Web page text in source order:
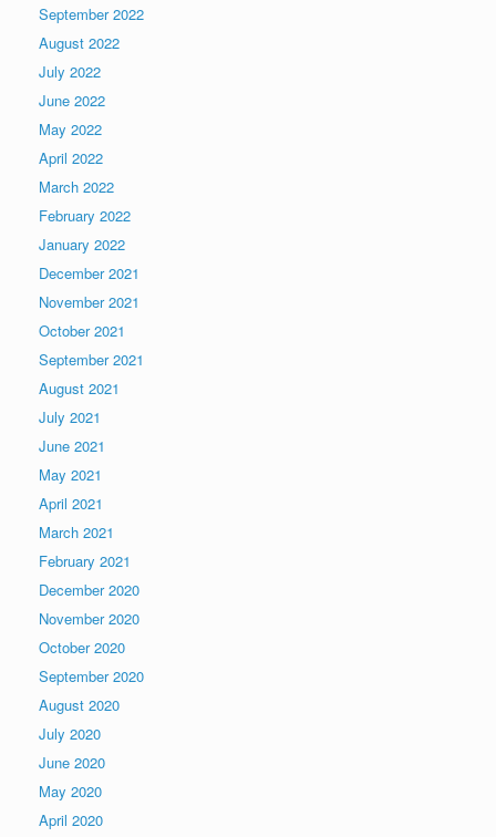
September 2022
August 2022
July 2022
June 2022
May 2022
April 2022
March 2022
February 2022
January 2022
December 2021
November 2021
October 2021
September 2021
August 2021
July 2021
June 2021
May 2021
April 2021
March 2021
February 2021
December 2020
November 2020
October 2020
September 2020
August 2020
July 2020
June 2020
May 2020
April 2020